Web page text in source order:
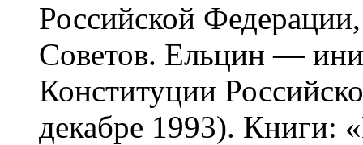
Российской
Советов. Ельцин —
Конституции
декабре 1993). Книги: